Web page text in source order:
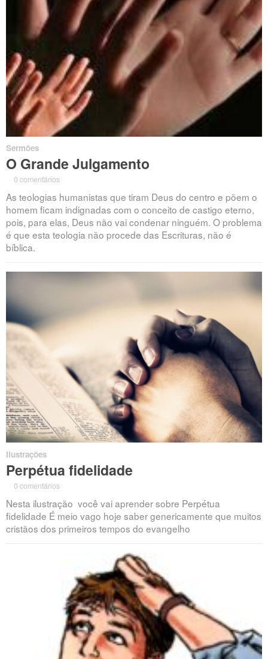
Sermões
O Grande Julgamento
0 comentários
As teologias humanistas que tiram Deus do centro e põem o
homem ficam indignadas com o conceito de castigo eterno,
pois, para elas, Deus não vai condenar ninguém. O problema
é que esta teologia não procede das Escrituras, não é
bíblica.
Ilustrações
Perpétua fidelidade
0 comentários
Nesta ilustração você vai aprender sobre Perpétua
fidelidade É meio vago hoje saber genericamente que muitos
cristãos dos primeiros tempos do evangelho